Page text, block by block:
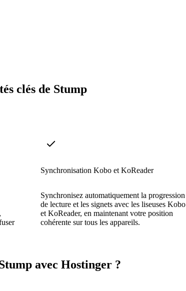
clés de Stump
Synchronisation Kobo et KoReader
Synchronisez automatiquement la progression
de lecture et les signets avec les liseuses Kobo
et KoReader, en maintenant votre position
cohérente sur tous les appareils.
avec Hostinger ?